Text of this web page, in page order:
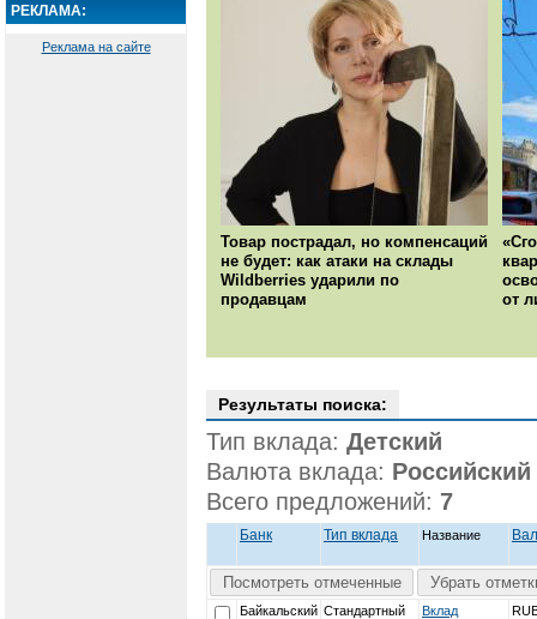
РЕКЛАМА:
Реклама на сайте
Товар пострадал, но компенсаций
не будет: как атаки на склады
Wildberries ударили по
продавцам
от
Результаты поиска:
Тип вклада: Детский
Валюта вклада:
Всего предложений: 7
Банк Тип вклада Название
Посмотреть отмеченные Убрать
Байкальский Стандартный
Вклад